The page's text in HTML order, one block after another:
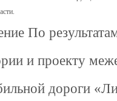
По
и проекту
дороги